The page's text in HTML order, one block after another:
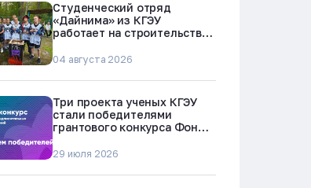
Студенческий отряд
«Дайнима» из КГЭУ
работает на строительстве
04 августа 2026
Три проекта ученых КГЭУ
стали победителями
грантового конкурса Фонда
Республики Татарстан
29 июля 2026